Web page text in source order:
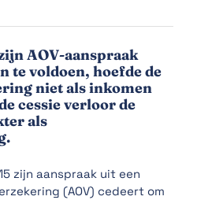
AOV-aanspraak
te voldoen, hoefde de
niet als inkomen
cessie verloor de
als
zijn aanspraak uit een
(AOV) cedeert om